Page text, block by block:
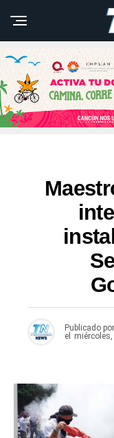
Publicado por
el